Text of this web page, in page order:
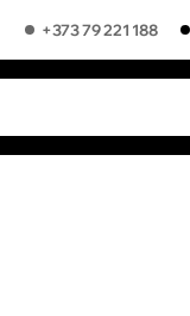
+373 79 221 188